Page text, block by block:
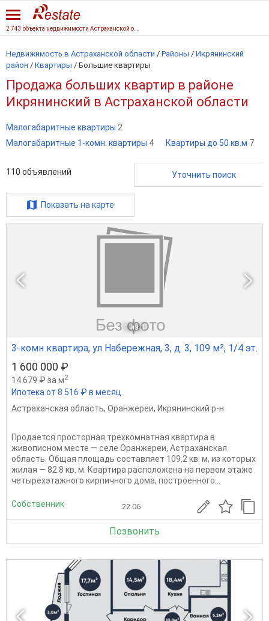
Недвижимость в Астраханской области / Районы / Икрянинский
район / Квартиры / Большие квартиры
Продажа больших квартир в районе
Икрянинский в Астраханской области
Малогабаритные квартиры 2
Малогабаритные 1-комн. квартиры 4 Квартиры до 50 кв.м 7
110 объявлений Уточнить поиск
Показать на карте
1 из 1
3-комн квартира, ул Набережная, 3, д. 3, 109 м², 1/4 эт.
1 600 000 ₽
14 679 ₽ за м2
Ипотека от 8 516 ₽ в месяц
Астраханская область, Оранжереи, Икрянинский р-н
Продается просторная трехкомнатная квартира в
живописном месте — селе Оранжереи, Астраханская
область. Общая площадь составляет 109.2 кв. м, из которых
жилая — 82.8 кв. м. Квартира расположена на первом этаже
четырехэтажного кирпичного дома, построенного...
Собственник 22.06
Позвонить